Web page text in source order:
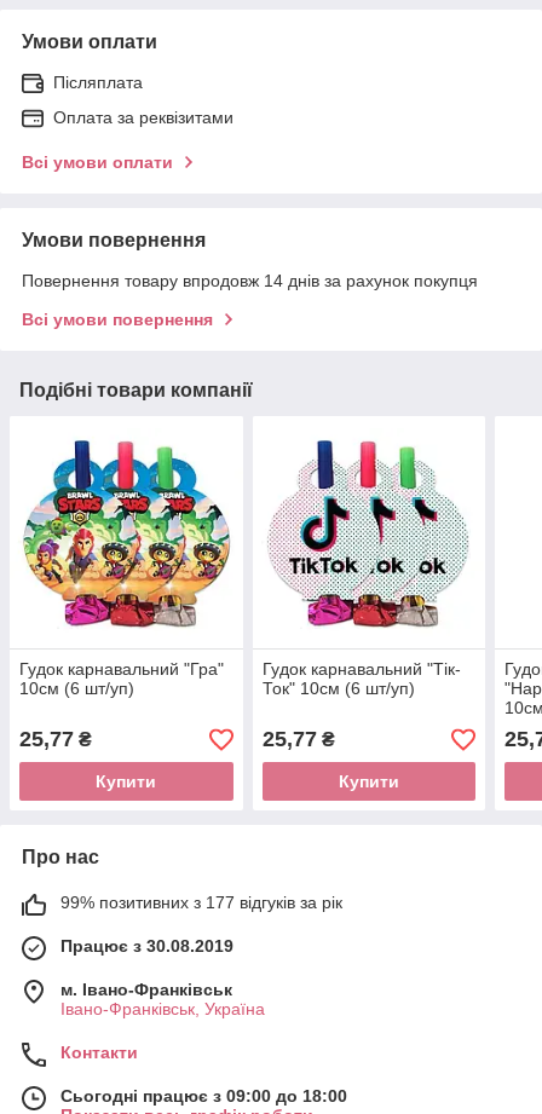
Умови оплати
Післяплата
Оплата за реквізитами
Всі умови оплати
Умови повернення
Повернення товару впродовж 14 днів за рахунок покупця
Всі умови повернення
Подібні товари компанії
Гудок карнавальний "Гра"
10см (6 шт/уп)
25,77 ₴
Купити
Гудок карнавальний "Тік-
Ток" 10см (6 шт/уп)
25,77₴
Купити
Про нас
99% позитивних з 177 відгуків за рік
Працює з 30.08.2019
м. Івано-Франківськ
Івано-Франківськ, Україна
Контакти
Сьогодні працює з 09:00 до 18:00